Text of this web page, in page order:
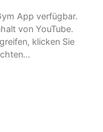
App verfügbar.
von YouTube.
klicken Sie